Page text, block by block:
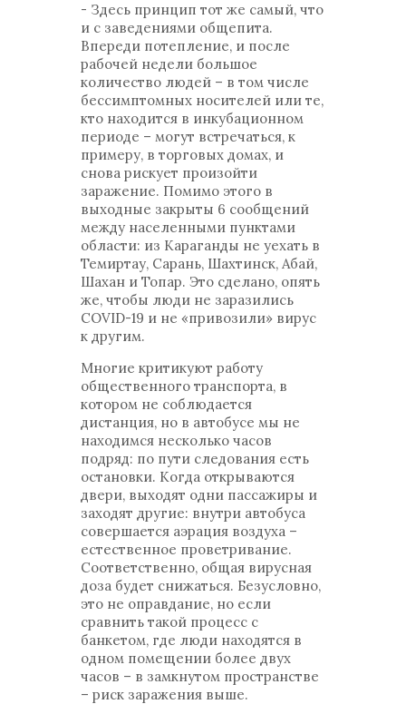
- Здесь принцип тот же самый, что
и с заведениями общепита.
Впереди потепление, и после
рабочей недели большое
количество людей – в том числе
бессимптомных носителей или те,
кто находится в инкубационном
периоде – могут встречаться, к
примеру, в торговых домах, и
снова рискует произойти
заражение. Помимо этого в
выходные закрыты 6 сообщений
между населенными пунктами
области: из Караганды не уехать в
Темиртау, Сарань, Шахтинск, Абай,
Шахан и Топар. Это сделано, опять
же, чтобы люди не заразились
COVID-19 и не «привозили» вирус
к другим.
Многие критикуют работу
общественного транспорта, в
котором не соблюдается
дистанция, но в автобусе мы не
находимся несколько часов
подряд: по пути следования есть
остановки. Когда открываются
двери, выходят одни пассажиры и
заходят другие: внутри автобуса
совершается аэрация воздуха –
естественное проветривание.
Соответственно, общая вирусная
доза будет снижаться. Безусловно,
это не оправдание, но если
сравнить такой процесс с
банкетом, где люди находятся в
одном помещении более двух
часов – в замкнутом пространстве
– риск заражения выше.